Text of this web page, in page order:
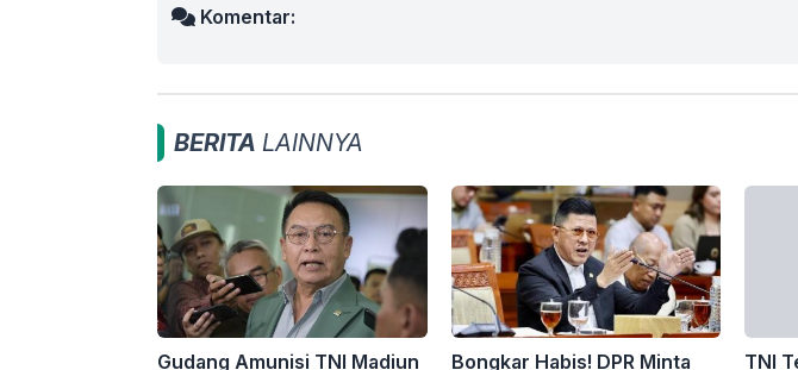
Komentar:
BERITA LAINNYA
Gudang Amunisi TNI Madiun
Bongkar Habis! DPR Minta
TNI